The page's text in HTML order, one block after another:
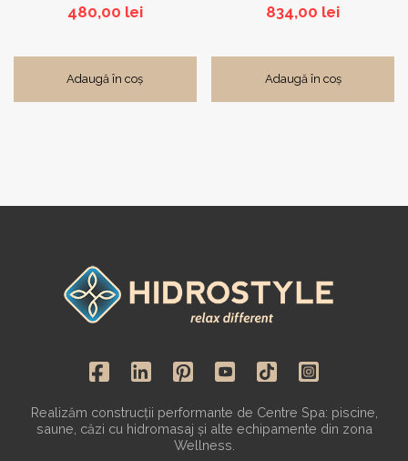
480,00 lei
Adaugă în coș
834,00 lei
Adaugă în coș
Realizăm construcții performante de Centre Spa: piscine,
saune, căzi cu hidromasaj și alte echipamente din zona
Wellness.